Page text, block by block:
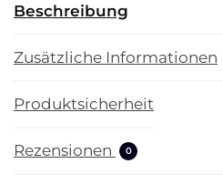
Beschreibung
Zusätzliche Informationen
Produktsicherheit
Rezensionen 0